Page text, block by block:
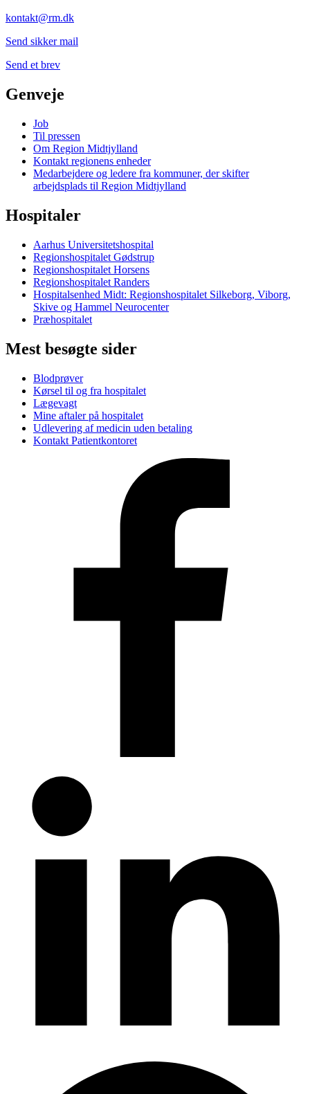
kontakt@rm.dk
Send sikker mail
Send et brev
Genveje
Job
Til pressen
Om Region Midtjylland
Kontakt regionens enheder
Medarbejdere og ledere fra kommuner, der skifter
arbejdsplads til Region Midtjylland
Hospitaler
Aarhus Universitetshospital
Regionshospitalet Gødstrup
Regionshospitalet Horsens
Regionshospitalet Randers
Hospitalsenhed Midt: Regionshospitalet Silkeborg, Viborg,
Skive og Hammel Neurocenter
Præhospitalet
Mest besøgte sider
Blodprøver
Kørsel til og fra hospitalet
Lægevagt
Mine aftaler på hospitalet
Udlevering af medicin uden betaling
Kontakt Patientkontoret